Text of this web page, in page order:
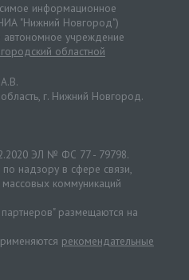
информационное
"Нижний Новгород")
автономное учреждение
областной
г. Нижний Новгород.
ЭЛ № ФС 77 - 79798.
надзору в сфере связи,
коммуникаций
размещаются на
рекомендательные